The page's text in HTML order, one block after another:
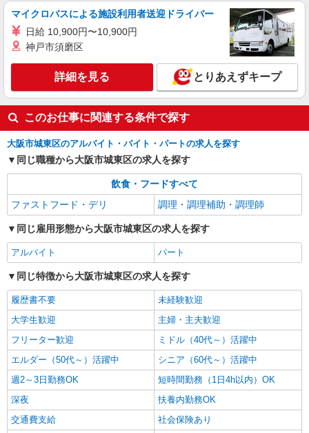
調理サポート（介護施設での盛付・配膳・洗浄
など）
時給1180円〜 ＋交通費全額支給（規定あり）
※経験・能力による ※調理補助業務、病院・福祉
施設経験者歓迎！
特別養護老人ホーム 城東さくら苑 (大阪府大
阪市城東区今福西6丁目15番１号）
キープ 詳細を見る
アルバイト パート
株式会社塩梅
など）
時給1180円〜 ＋交通費全額支給（規定あり）
※経験・能力による ※調理補助業務、病院・福祉
施設経験者歓迎！
特別養護老人ホーム 城東こすもす苑 （大阪
府大阪市城東区蒲生2-2-38）
キープ
マイクロバスによる施設利用者送迎ドライバー
日給 10,900円〜10,900円
神戸市須磨区
詳細を見る とりあえずキープ
このお仕事に関連する条件で探す
大阪市城東区のアルバイト・バイト・パートの求人を探す
同じ職種から大阪市城東区の求人を探す
飲食・フードすべて
ファストフード・デリ
調理・調理補助・調理師
同じ雇用形態から大阪市城東区の求人を探す
アルバイト パート
同じ特徴から大阪市城東区の求人を探す
履歴書不要
未経験歓迎
大学生歓迎
主婦・主夫歓迎
フリーター歓迎
ミドル（40代～）活躍中
エルダー（50代～）活躍中
シニア（60代～）活躍中
週2～3日勤務OK
短時間勤務（1日4h以内）OK
深夜
扶養内勤務OK
交通費支給
社会保険あり